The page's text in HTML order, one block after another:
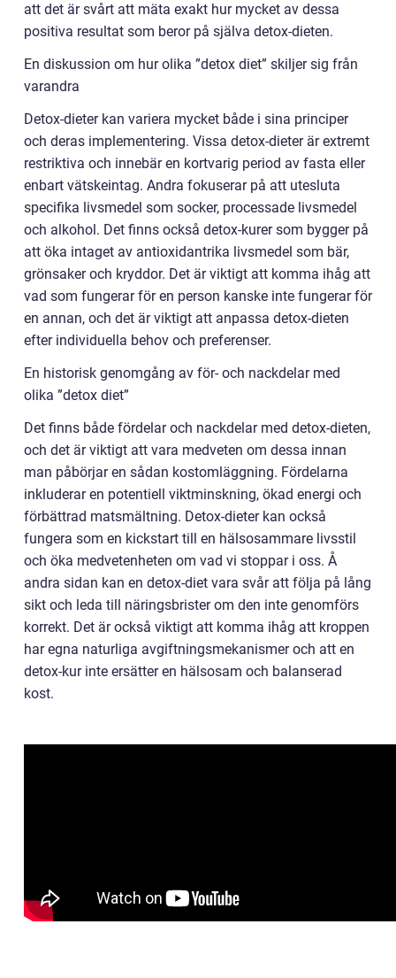
att det är svårt att mäta exakt hur mycket av dessa
positiva resultat som beror på själva detox-dieten.
En diskussion om hur olika ”detox diet” skiljer sig från
varandra
Detox-dieter kan variera mycket både i sina principer
och deras implementering. Vissa detox-dieter är extremt
restriktiva och innebär en kortvarig period av fasta eller
enbart vätskeintag. Andra fokuserar på att utesluta
specifika livsmedel som socker, processade livsmedel
och alkohol. Det finns också detox-kurer som bygger på
att öka intaget av antioxidantrika livsmedel som bär,
grönsaker och kryddor. Det är viktigt att komma ihåg att
vad som fungerar för en person kanske inte fungerar för
en annan, och det är viktigt att anpassa detox-dieten
efter individuella behov och preferenser.
En historisk genomgång av för- och nackdelar med
olika ”detox diet”
Det finns både fördelar och nackdelar med detox-dieten,
och det är viktigt att vara medveten om dessa innan
man påbörjar en sådan kostomläggning. Fördelarna
inkluderar en potentiell viktminskning, ökad energi och
förbättrad matsmältning. Detox-dieter kan också
fungera som en kickstart till en hälsosammare livsstil
och öka medvetenheten om vad vi stoppar i oss. Å
andra sidan kan en detox-diet vara svår att följa på lång
sikt och leda till näringsbrister om den inte genomförs
korrekt. Det är också viktigt att komma ihåg att kroppen
har egna naturliga avgiftningsmekanismer och att en
detox-kur inte ersätter en hälsosam och balanserad
kost.